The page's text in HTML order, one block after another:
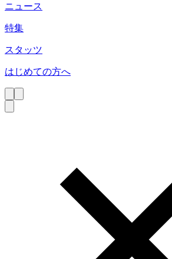
ニュース
特集
スタッツ
はじめての方へ